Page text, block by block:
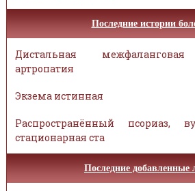
Последние истории
Дистальная межфаланговая
артропатия
Экзема истинная
Распространённый псориаз,
стационарная ста
Последние добавленные